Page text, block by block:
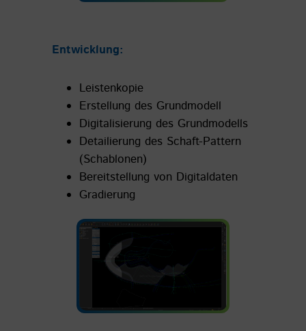
Entwicklung:
Leistenkopie
Erstellung des Grundmodell
Digitalisierung des Grundmodells
Detailierung des Schaft-Pattern
(Schablonen)
Bereitstellung von Digitaldaten
Gradierung